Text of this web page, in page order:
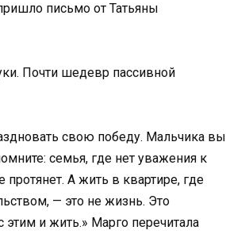
письмо от Татьяны
Почти шедевр пассивной
свою победу. Мальчика вы
семья, где нет уважения к
протянет. А жить в квартире, где
— это не жизнь. Это
и жить.» Марго перечитала